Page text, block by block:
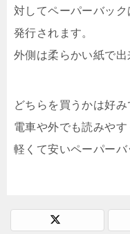
対してペーパーバッ
発行されます。
外側は柔らかい紙で出
どちらを買うかは好み
電車や外でも読みや
軽くて安いペーパーバ